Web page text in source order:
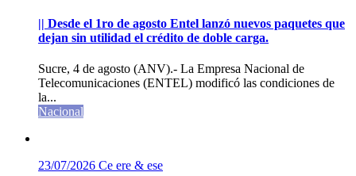
|| Desde el 1ro de agosto Entel lanzó nuevos paquetes que
dejan sin utilidad el crédito de doble carga.
Sucre, 4 de agosto (ANV).- La Empresa Nacional de
Telecomunicaciones (ENTEL) modificó las condiciones de
la...
Nacional
23/07/2026 Ce ere & ese